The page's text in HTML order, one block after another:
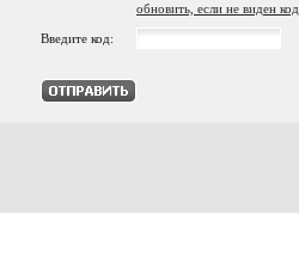
обновить, если не виден код
Введите код: